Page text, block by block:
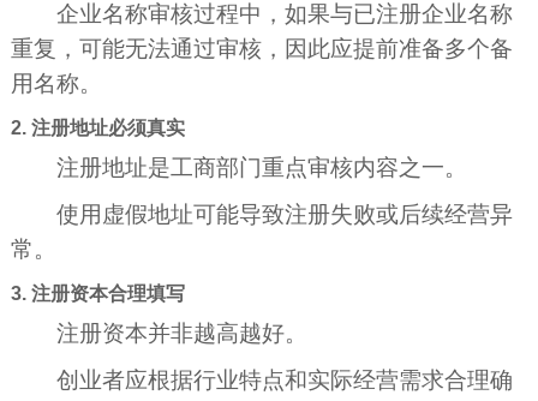
企业名称审核过程中，如果与已注册企业名称
重复，可能无法通过审核，因此应提前准备多个备
用名称。
2. 注册地址必须真实
注册地址是工商部门重点审核内容之一。
使用虚假地址可能导致注册失败或后续经营异
常。
3. 注册资本合理填写
注册资本并非越高越好。
创业者应根据行业特点和实际经营需求合理确